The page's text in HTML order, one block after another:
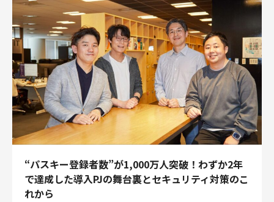
“パスキー登録者数”が1,000万人突破！わずか2年
で達成した導入PJの舞台裏とセキュリティ対策のこ
れから